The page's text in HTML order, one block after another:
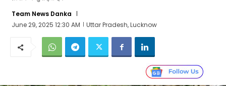
Team News Danka
June 29, 2025 12:30 AM
Uttar Pradesh, Lucknow